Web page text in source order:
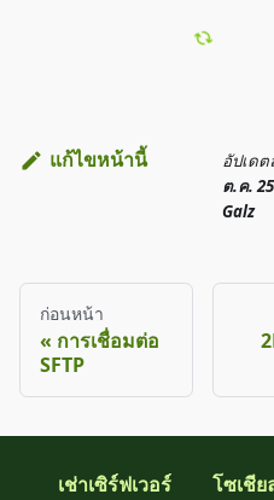
แก้ไขหน้านี้ อัปเด
ต.ค.
Galz
ก่อนหน้า
การเชื่อมต่อ
SFTP
เช่าเซิร์ฟเวอร์
โซเชีย